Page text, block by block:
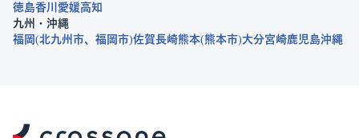
徳島香川 愛媛高知
九州・沖縄
福岡 北九州市 福岡市 佐賀長崎熊本 熊本市 大分宮崎鹿児島沖縄